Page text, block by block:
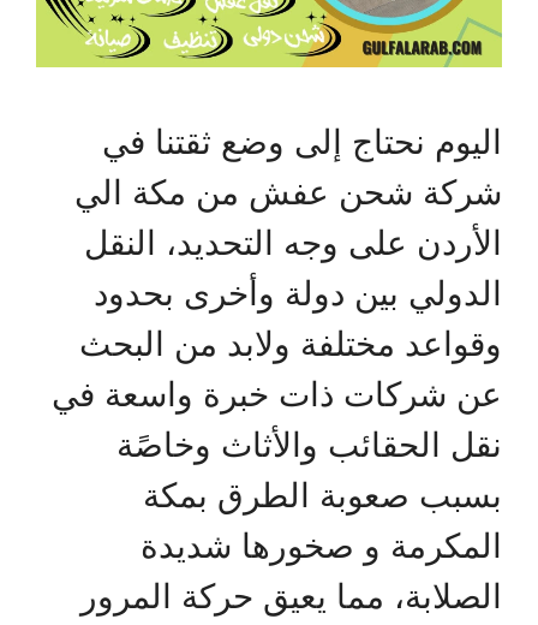
اليوم نحتاج إلى وضع ثقتنا في
شركة شحن عفش من مكة الي
الأردن على وجه التحديد، النقل
الدولي بين دولة وأخرى بحدود
وقواعد مختلفة ولابد من البحث
عن شركات ذات خبرة واسعة في
نقل الحقائب والأثاث وخاصًة
بسبب صعوبة الطرق بمكة
المكرمة و صخورها شديدة
الصلابة، مما يعيق حركة المرور